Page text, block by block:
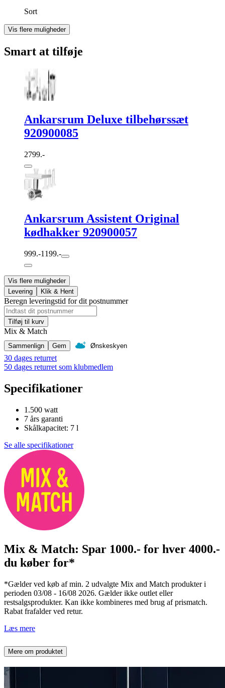
Sort
Vis flere muligheder
Smart at tilføje
Ankarsrum Deluxe tilbehørssæt
920900085
2799.-
Ankarsrum Assistent Original
kødhakker 920900057
999.-1199.-
Vis flere muligheder
Levering
Klik & Hent
Beregn leveringstid for dit postnummer
Tilføj til kurv
Mix & Match
Sammenlign Gem Ønskeskyen
30 dages returret
50 dages returret som klubmedlem
Specifikationer
1.500 watt
7 års garanti
Skålkapacitet: 7 l
Se alle specifikationer
Mix & Match: Spar 1000.- for hver 4000.-
du køber for*
*Gælder ved køb af min. 2 udvalgte Mix and Match produkter i
perioden 03/08 - 16/08 2026. Gælder ikke outlet eller
restsalgsprodukter. Kan ikke kombineres med brug af prismatch.
Rabat frafalder ved retur.
Læs mere
Mere om produktet